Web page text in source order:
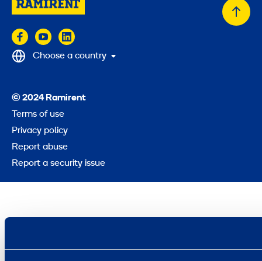
Back
© 2024 Ramirent
Terms of use
Privacy policy
Report abuse
Report a security issue
Choose a country